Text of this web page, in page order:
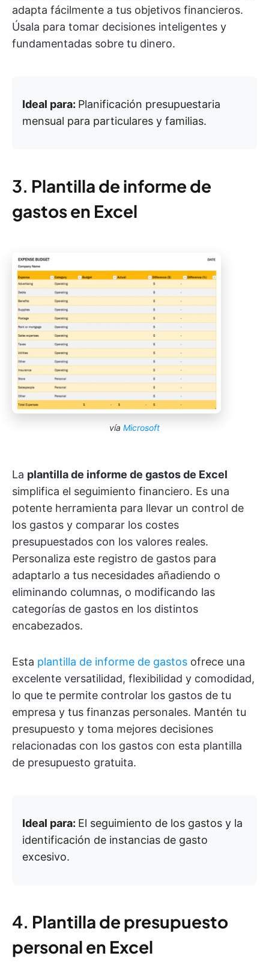
adapta fácilmente a tus objetivos financieros.
Úsala para tomar decisiones inteligentes y
fundamentadas sobre tu dinero.
Ideal para: Planificación presupuestaria
mensual para particulares y familias.
3. Plantilla de informe de
gastos en Excel
vía Microsoft
La plantilla de informe de gastos de Excel
simplifica el seguimiento financiero. Es una
potente herramienta para llevar un control de
los gastos y comparar los costes
presupuestados con los valores reales.
Personaliza este registro de gastos para
adaptarlo a tus necesidades añadiendo o
eliminando columnas, o modificando las
categorías de gastos en los distintos
encabezados.
Esta plantilla de informe de gastos ofrece una
excelente versatilidad, flexibilidad y comodidad,
lo que te permite controlar los gastos de tu
empresa y tus finanzas personales. Mantén tu
presupuesto y toma mejores decisiones
relacionadas con los gastos con esta plantilla
de presupuesto gratuita.
Ideal para: El seguimiento de los gastos y la
identificación de instancias de gasto
excesivo.
4. Plantilla de presupuesto
personal en Excel